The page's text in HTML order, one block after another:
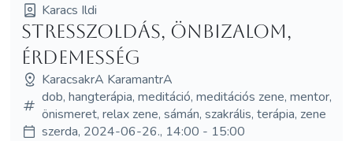
Karacs Ildi
Stresszoldás, önbizalom,
érdemesség
KaracsakrA KaramantrA
dob, hangterápia, meditáció, meditációs zene, mentor,
önismeret, relax zene, sámán, szakrális, terápia, zene
szerda, 2024-06-26., 14:00 - 15:00